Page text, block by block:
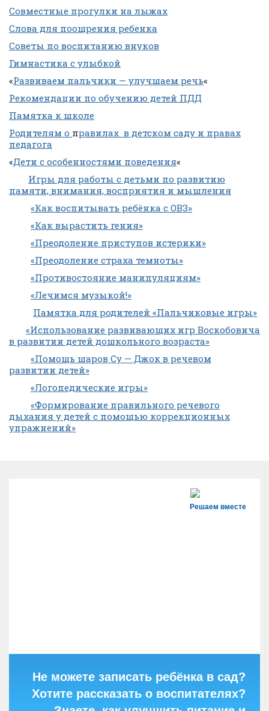
Совместные прогулки на лыжах
Слова для поощрения ребенка
Советы по воспитанию внуков
Гимнастика с улыбкой
«Развиваем пальчики — улучшаем речь«
Рекомендации по обучению детей ПДД
Памятка к школе
Родителям о правилах в детском саду и правах
педагога
«Дети с особенностями поведения«
Игры для работы с детьми по развитию
памяти, внимания, восприятия и мышления
«Как воспитывать ребёнка с ОВЗ»
«Как вырастить гения»
«Преодоление приступов истерики»
«Преодоление страха темноты»
«Противостояние манипуляциям»
«Лечимся музыкой!»
Памятка для родителей «Пальчиковые игры»
«Использование развивающих игр Воскобовича
в развитии детей дошкольного возраста»
«Помощь шаров Су — Джок в речевом
развитии детей»
«Логопедические игры»
«Формирование правильного речевого
дыхания у детей с помощью коррекционных
упражнений»
Решаем вместе
Не можете записать ребёнка в сад?
Хотите рассказать о воспитателях?